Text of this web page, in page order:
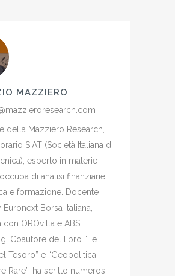
MAZZIERO
della Mazziero Research,
SIAT (Società Italiana di
esperto in materie
di analisi finanziarie,
e formazione. Docente
Borsa Italiana,
OROvilla e ABS
Coautore del libro “Le
Tesoro” e “Geopolitica
Rare”, ha scritto numerosi